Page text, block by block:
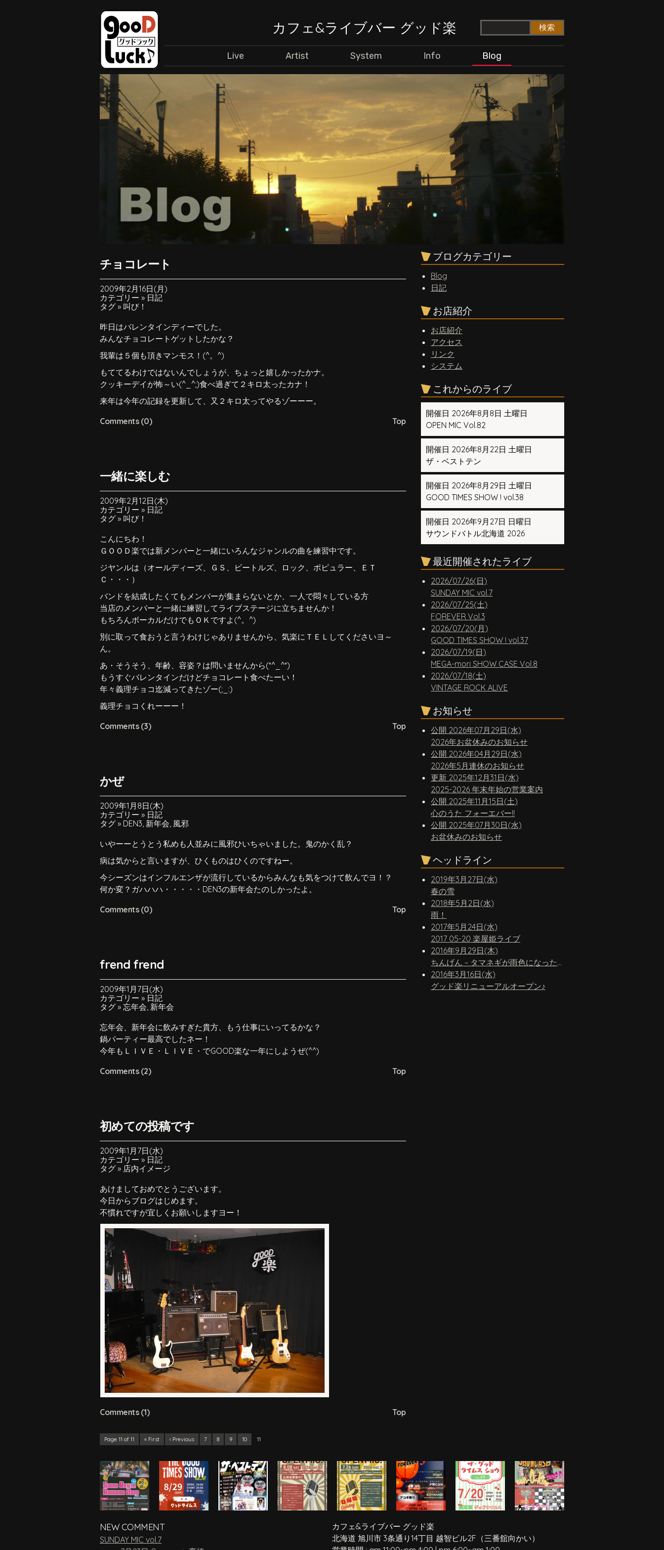
カフェ&ライブバー グッド楽
Live Artist System Info Blog
チョコレート
2009年2月16日(月)
カテゴリー » 日記
タグ » 叫び！
昨日はバレンタインディーでした。
みんなチョコレートゲットしたかな？
我輩は５個も頂きマンモス！(^。^)
もててるわけではないんでしょうが、ちょっと嬉しかったかナ。
クッキーデイが怖～い(^_^;)食べ過ぎて２キロ太ったカナ！
来年は今年の記録を更新して、又２キロ太ってやるゾーーー。
Comments (0) Top
一緒に楽しむ
2009年2月12日(木)
カテゴリー » 日記
タグ » 叫び！
こんにちわ！
ＧＯＯＤ楽では新メンバーと一緒にいろんなジャンルの曲を練習中です。
ジヤンルは（オールディーズ、ＧＳ、ビートルズ、ロック、ポピュラー、ＥＴ
Ｃ・・・）
バンドを結成したくてもメンバーが集まらないとか、一人で悶々している方
当店のメンバーと一緒に練習してライブステージに立ちませんか！
もちろんボーカルだけでもＯＫですよ(^。^)
別に取って食おうと言うわけじゃありませんから、気楽にＴＥＬしてくださいヨ～
ん。
あ・そうそう、年齢、容姿？は問いませんから(*^_^*)
もうすぐバレンタインだけどチョコレート食べたーい！
年々義理チョコ迄減ってきたゾー(;_:)
義理チョコくれーーー！
Comments (3) Top
かぜ
2009年1月8日(木)
カテゴリー » 日記
タグ » DEN3, 新年会, 風邪
いやーーとうとう私めも人並みに風邪ひいちゃいました。鬼のかく乱？
病は気からと言いますが、ひくものはひくのですねー。
今シーズンはインフルエンザが流行しているからみんなも気をつけて飲んでヨ！？
何か変？ガハハハ・・・・・DEN3の新年会たのしかったよ。
Comments (0) Top
frend frend
2009年1月7日(水)
カテゴリー » 日記
タグ » 忘年会, 新年会
忘年会、新年会に飲みすぎた貴方、もう仕事にいってるかな？
鍋パーティー最高でしたネー！
今年もＬＩＶＥ・ＬＩＶＥ・でGOOD楽な一年にしようぜ(^^)
Comments (2) Top
初めての投稿です
2009年1月7日(水)
カテゴリー » 日記
タグ » 店内イメージ
あけましておめでとうございます。
今日からブログはじめます。
不慣れですが宜しくお願いしますヨー！
Comments (1) Top
Page 11 of 11 « First ‹ Previous 7 8 9 10 11
ブログカテゴリー
Blog
日記
お店紹介
お店紹介
アクセス
リンク
システム
これからのライブ
開催日 2026年8月8日 土曜日
OPEN MIC Vol.82
開催日 2026年8月22日 土曜日
ザ・ベストテン
開催日 2026年8月29日 土曜日
GOOD TIMES SHOW ! vol.38
開催日 2026年9月27日 日曜日
サウンドバトル北海道 2026
最近開催されたライブ
2026/07/26(日)
SUNDAY MIC vol.7
2026/07/25(土)
FOREVER Vol.3
2026/07/20(月)
GOOD TIMES SHOW ! vol.37
2026/07/19(日)
MEGA-mori SHOW CASE Vol.8
2026/07/18(土)
VINTAGE ROCK ALIVE
お知らせ
公開 2026年07月29日(水)
2026年お盆休みのお知らせ
公開 2026年04月29日(水)
2026年5月連休のお知らせ
更新 2025年12月31日(水)
2025-2026 年末年始の営業案内
公開 2025年11月15日(土)
心のうた フォーエバー!!
公開 2025年07月30日(水)
お盆休みのお知らせ
ヘッドライン
2019年3月27日(水)
春の雪
2018年5月2日(水)
雨！
2017年5月24日(水)
2017 05-20 楽屋姫ライブ
2016年9月29日(木)
ちんげん – タマネギが雨色になったら
2016年3月16日(水)
グッド楽リニューアルオープン♪
NEW COMMENT
SUNDAY MIC vol.7
カフェ&ライブバー グッド楽
北海道 旭川市 3条通り14丁目 越智ビル2F （三番舘向かい）